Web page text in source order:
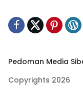
Pedoman Media
Copyrights 2026